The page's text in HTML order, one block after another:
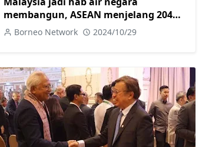
membangun, ASEAN menjelang 2040-
Fadillah
Borneo Network 2024/10/29